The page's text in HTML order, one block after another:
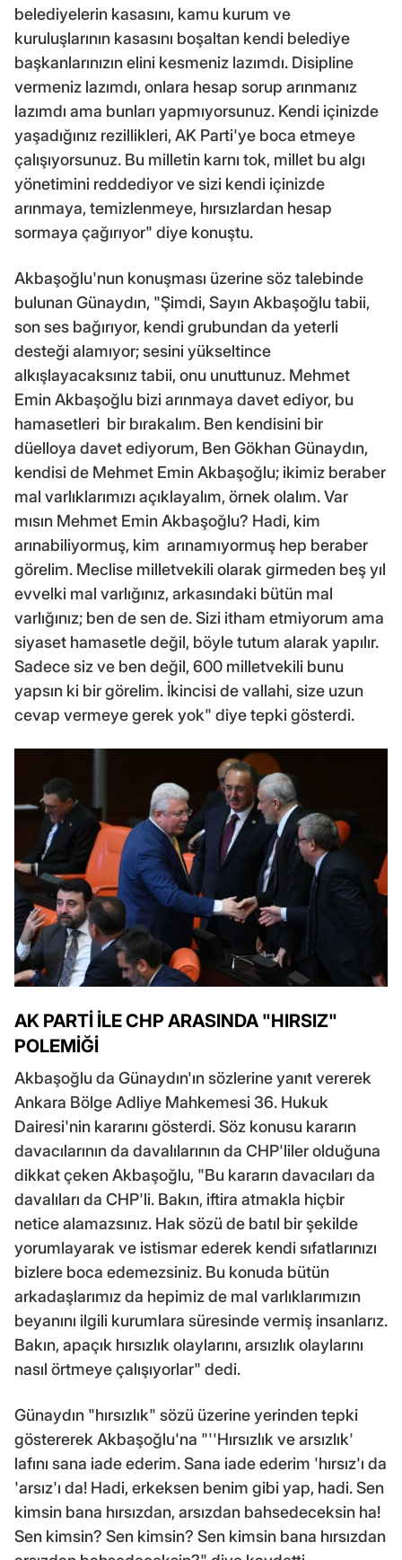
belediyelerin kasasını, kamu kurum ve
kuruluşlarının kasasını boşaltan kendi belediye
başkanlarınızın elini kesmeniz lazımdı. Disipline
vermeniz lazımdı, onlara hesap sorup arınmanız
lazımdı ama bunları yapmıyorsunuz. Kendi içinizde
yaşadığınız rezillikleri, AK Parti'ye boca etmeye
çalışıyorsunuz. Bu milletin karnı tok, millet bu algı
yönetimini reddediyor ve sizi kendi içinizde
arınmaya, temizlenmeye, hırsızlardan hesap
sormaya çağırıyor" diye konuştu.
Akbaşoğlu'nun konuşması üzerine söz talebinde
bulunan Günaydın, "Şimdi, Sayın Akbaşoğlu tabii,
son ses bağırıyor, kendi grubundan da yeterli
desteği alamıyor; sesini yükseltince
alkışlayacaksınız tabii, onu unuttunuz. Mehmet
Emin Akbaşoğlu bizi arınmaya davet ediyor, bu
hamasetleri bir bırakalım. Ben kendisini bir
düelloya davet ediyorum, Ben Gökhan Günaydın,
kendisi de Mehmet Emin Akbaşoğlu; ikimiz beraber
mal varlıklarımızı açıklayalım, örnek olalım. Var
mısın Mehmet Emin Akbaşoğlu? Hadi, kim
arınabiliyormuş, kim arınamıyormuş hep beraber
görelim. Meclise milletvekili olarak girmeden beş yıl
evvelki mal varlığınız, arkasındaki bütün mal
varlığınız; ben de sen de. Sizi itham etmiyorum ama
siyaset hamasetle değil, böyle tutum alarak yapılır.
Sadece siz ve ben değil, 600 milletvekili bunu
yapsın ki bir görelim. İkincisi de vallahi, size uzun
cevap vermeye gerek yok" diye tepki gösterdi.
AK PARTİ İLE CHP ARASINDA "HIRSIZ"
POLEMİĞİ
Akbaşoğlu da Günaydın'ın sözlerine yanıt vererek
Ankara Bölge Adliye Mahkemesi 36. Hukuk
Dairesi'nin kararını gösterdi. Söz konusu kararın
davacılarının da davalılarının da CHP'liler olduğuna
dikkat çeken Akbaşoğlu, "Bu kararın davacıları da
davalıları da CHP'li. Bakın, iftira atmakla hiçbir
netice alamazsınız. Hak sözü de batıl bir şekilde
yorumlayarak ve istismar ederek kendi sıfatlarınızı
bizlere boca edemezsiniz. Bu konuda bütün
arkadaşlarımız da hepimiz de mal varlıklarımızın
beyanını ilgili kurumlara süresinde vermiş insanlarız.
Bakın, apaçık hırsızlık olaylarını, arsızlık olaylarını
nasıl örtmeye çalışıyorlar" dedi.
Günaydın "hırsızlık" sözü üzerine yerinden tepki
göstererek Akbaşoğlu'na "''Hırsızlık ve arsızlık'
lafını sana iade ederim. Sana iade ederim 'hırsız'ı da
'arsız'ı da! Hadi, erkeksen benim gibi yap, hadi. Sen
kimsin bana hırsızdan, arsızdan bahsedeceksin ha!
Sen kimsin? Sen kimsin? Sen kimsin bana hırsızdan